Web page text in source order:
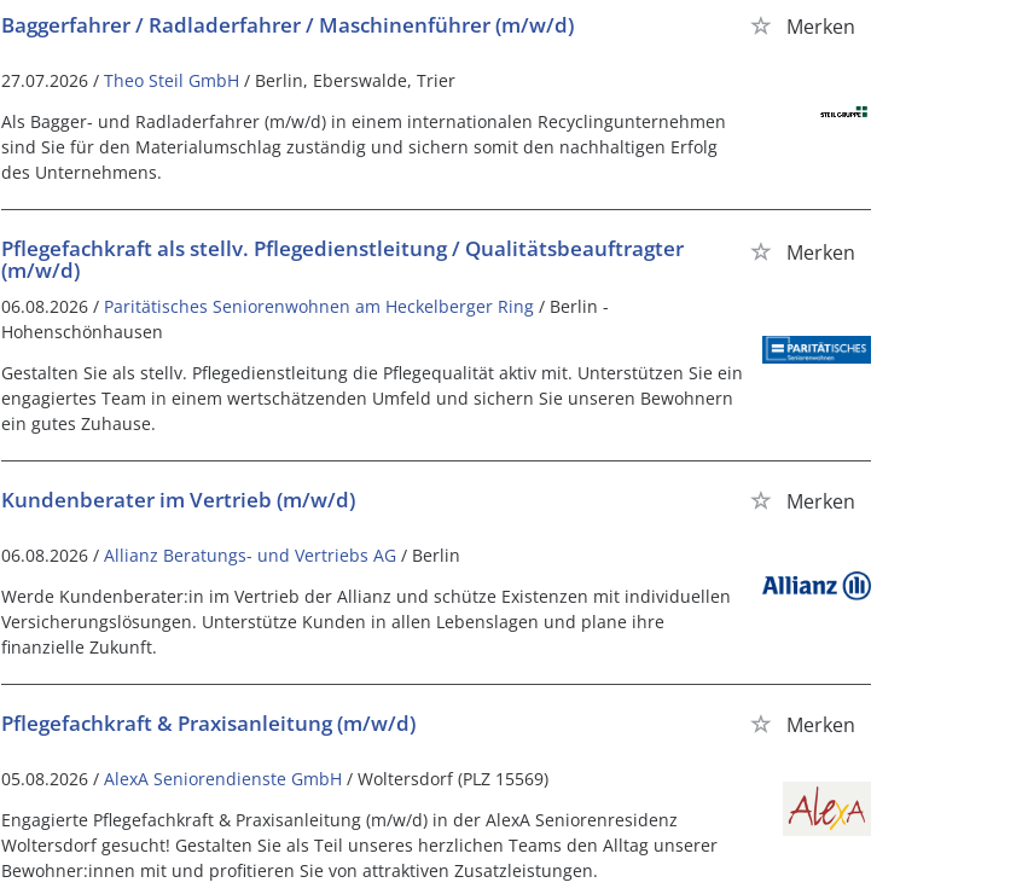
Baggerfahrer / Radladerfahrer / Maschinenführer (m/w/d) Merken
27.07.2026 / Theo Steil GmbH / Berlin, Eberswalde, Trier
Als Bagger- und Radladerfahrer (m/w/d) in einem internationalen Recyclingunternehmen
sind Sie für den Materialumschlag zuständig und sichern somit den nachhaltigen Erfolg
des Unternehmens.
Pflegefachkraft als stellv. Pflegedienstleitung / Qualitätsbeauftragter
(m/w/d)
Merken
06.08.2026 / Paritätisches Seniorenwohnen am Heckelberger Ring / Berlin -
Hohenschönhausen
Gestalten Sie als stellv. Pflegedienstleitung die Pflegequalität aktiv mit. Unterstützen Sie ein
engagiertes Team in einem wertschätzenden Umfeld und sichern Sie unseren Bewohnern
ein gutes Zuhause.
Kundenberater im Vertrieb (m/w/d) Merken
06.08.2026 / Allianz Beratungs- und Vertriebs AG / Berlin
Werde Kundenberater:in im Vertrieb der Allianz und schütze Existenzen mit individuellen
Versicherungslösungen. Unterstütze Kunden in allen Lebenslagen und plane ihre
finanzielle Zukunft.
Pflegefachkraft & Praxisanleitung (m/w/d) Merken
05.08.2026 / AlexA Seniorendienste GmbH / Woltersdorf (PLZ 15569)
Engagierte Pflegefachkraft & Praxisanleitung (m/w/d) in der AlexA Seniorenresidenz
Woltersdorf gesucht! Gestalten Sie als Teil unseres herzlichen Teams den Alltag unserer
Bewohner:innen mit und profitieren Sie von attraktiven Zusatzleistungen.